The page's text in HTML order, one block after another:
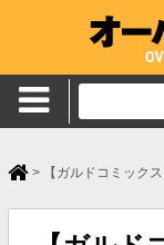
> 【ガルドコミック